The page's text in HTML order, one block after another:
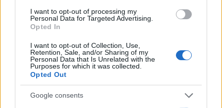
I want to opt-out of processing my
Personal Data for Targeted Advertising.
Opted In
I want to opt-out of Collection, Use,
Retention, Sale, and/or Sharing of my
Personal Data that Is Unrelated with the
Purposes for which it was collected.
Opted Out
Google consents